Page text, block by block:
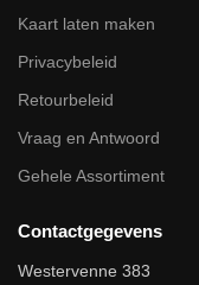
Kaart laten maken
Privacybeleid
Retourbeleid
Vraag en Antwoord
Gehele Assortiment
Contactgegevens
Westervenne 383